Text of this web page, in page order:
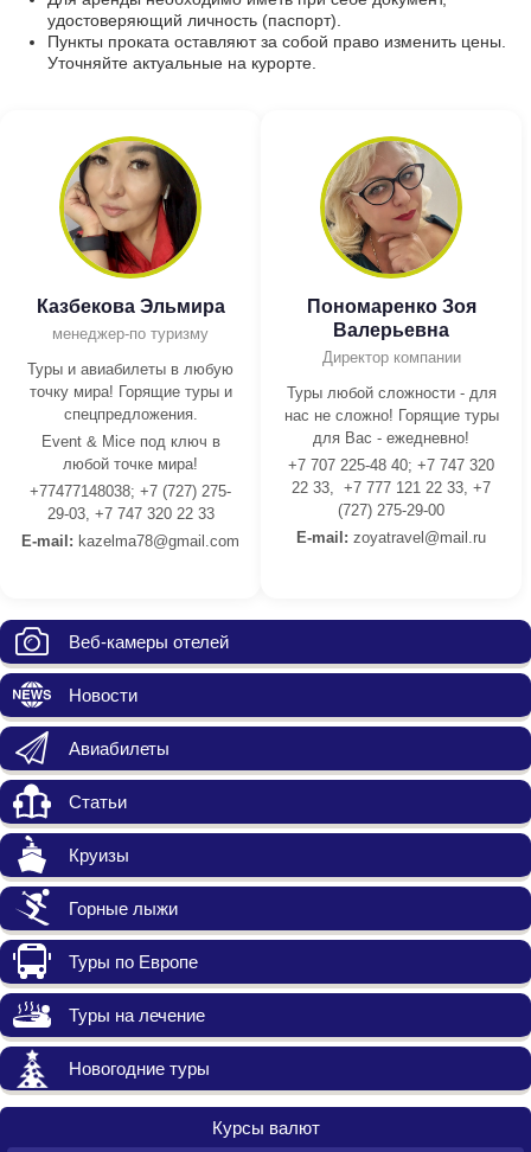
удостоверяющий личность (паспорт).
Пункты проката оставляют за собой право изменить цены.
Уточняйте актуальные на курорте.
Казбекова Эльмира
менеджер-по туризму
Туры и авиабилеты в любую
точку мира! Горящие туры и
спецпредложения.
Event & Mice под ключ в
любой точке мира!
+77477148038; +7 (727) 275-
29-03, +7 747 320 22 33
E-mail: kazelma78@gmail.com
Пономаренко Зоя
Валерьевна
Директор компании
Туры любой сложности - для
нас не сложно! Горящие туры
для Вас - ежедневно!
+7 707 225-48 40; +7 747 320
22 33, +7 777 121 22 33, +7
(727) 275-29-00
E-mail: zoyatravel@mail.ru
Веб-камеры отелей
Новости
Авиабилеты
Статьи
Круизы
Горные лыжи
Туры по Европе
Туры на лечение
Новогодние туры
Курсы валют